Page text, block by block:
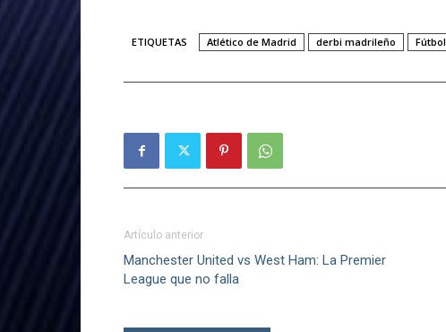
ETIQUETAS Atlético de Madrid derbi madrileño Fútbol
Artículo anterior
Manchester United vs West Ham: La Premier
League que no falla